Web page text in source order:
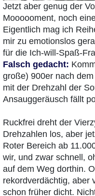
Jetzt aber genug der
Moooooment, noch
Eigentlich mag ich
mir zu emotionslos
für die Ich-will-Spaß-
Falsch gedacht:
große) 900er nach
mit der Drehzahl der
Ansauggeräusch fällt
Ruckfrei dreht der
Drehzahlen los, aber
Roter Bereich ab
wir, und zwar schnell,
auf dem Weg dorthin.
rekordverdächtig, aber
schon früher dicht.